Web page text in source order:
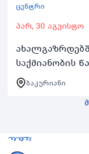
ცენტრი
პარ, 30 აგვისტო
საქმიანობის
აგვისტოდან 3
ჩატარდება
ბანაკი
ბაკურიანი